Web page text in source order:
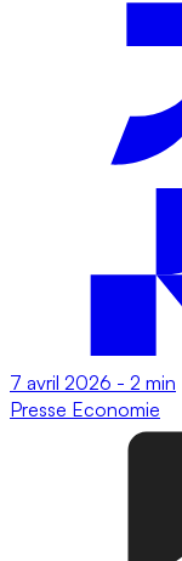
7 avril 2026 - 2 min
Presse Economie